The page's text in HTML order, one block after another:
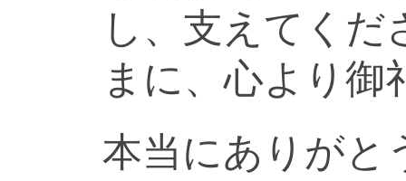
し、支えてく
まに、心より御
本当にありがと